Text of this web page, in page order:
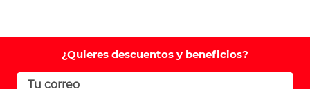
¿Quieres descuentos y beneficios?